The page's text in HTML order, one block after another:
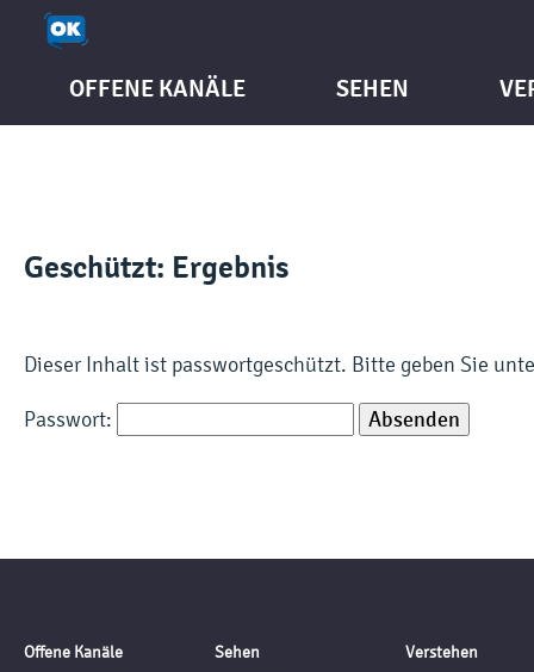
OFFENE KANÄLE SEHEN
Geschützt: Ergebnis
Dieser Inhalt ist passwortgeschützt. Bitte geben Sie
Passwort:
Offene Kanäle
Sehen
Verstehen